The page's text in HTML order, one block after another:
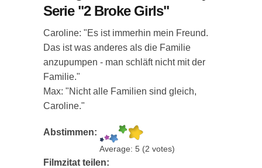
Serie "2 Broke Girls"
Caroline: "Es ist immerhin mein Freund.
Das ist was anderes als die Familie
anzupumpen - man schläft nicht mit der
Familie."
Max: "Nicht alle Familien sind gleich,
Caroline."
Abstimmen:
Average: 5 (2 votes)
Filmzitat teilen: